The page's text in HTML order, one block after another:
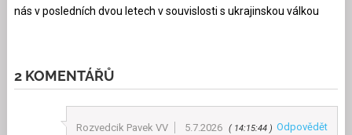
nás v posledních dvou letech v souvislosti s ukrajinskou válkou
2 KOMENTÁŘŮ
Rozvedcik Pavek VV 5.7.2026 14:15:44 Odpovědět